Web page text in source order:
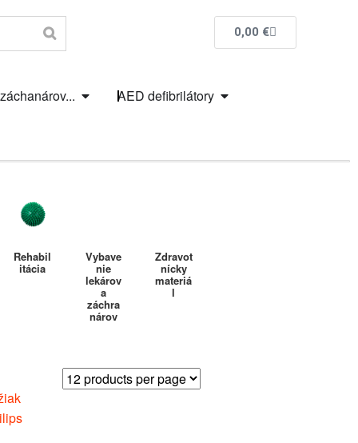
0,00 €
AED defibrilátory
Rehabil
itácia
Vybave
nie
lekárov
a
záchra
nárov
Zdravot
nícky
materiá
l